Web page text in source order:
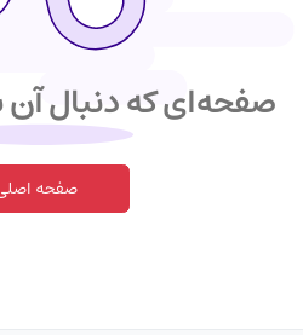
صفحه‌ای که دنبال آن
صفحه